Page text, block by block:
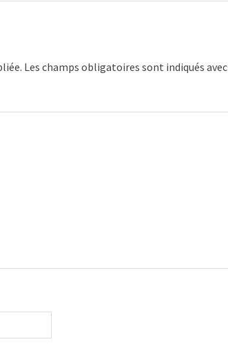
Les champs obligatoires sont indiqués avec